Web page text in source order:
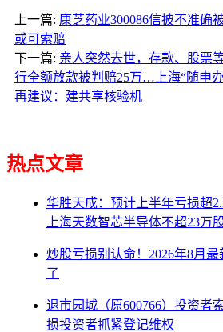
上一篇: 康芝药业300086信披不准确
或可索赔
下一篇: 亲人突然去世，存款、股票
行全额放款被判赔25万…上海“随申
再建议：建共享核验机
热点文章
华胜天成：预计上半年亏损超
上海天数智芯半导体不超23万
炒股亏损别认命！2026年8月
了
退市园城（原600766）投资者
损投资者抓紧登记维权